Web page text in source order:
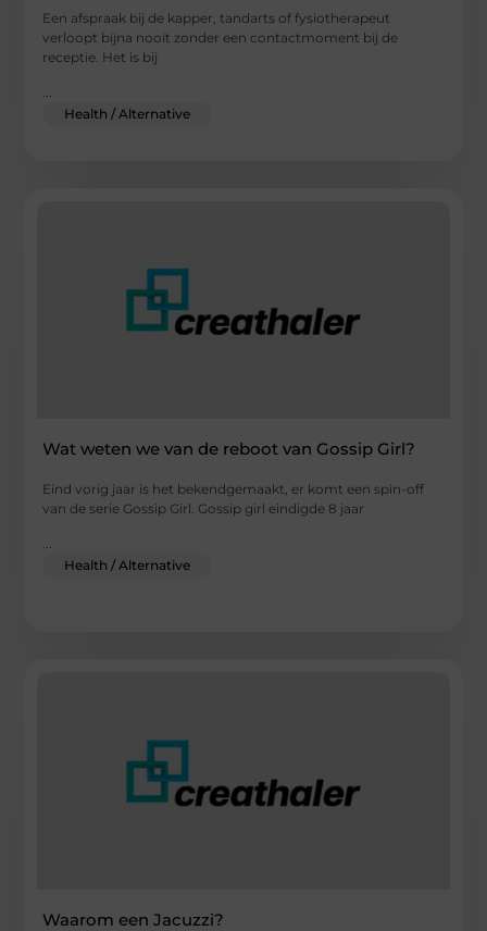
Een afspraak bij de kapper, tandarts of fysiotherapeut
verloopt bijna nooit zonder een contactmoment bij de
receptie. Het is bij
...
Health / Alternative
Wat weten we van de reboot van Gossip Girl?
Eind vorig jaar is het bekendgemaakt, er komt een spin-off
van de serie Gossip Girl. Gossip girl eindigde 8 jaar
...
Health / Alternative
Waarom een Jacuzzi?